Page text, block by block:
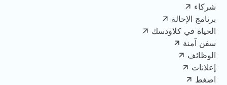
شركاء
برنامج الإحالة
الحياة في كلاودسك
سفن آمنة
الوظائف
إعلانات
اضغط